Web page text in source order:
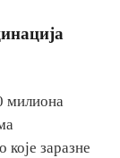
милиона
заразне